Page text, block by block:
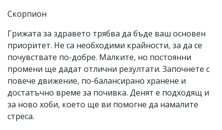
Скорпион
Грижата за здравето трябва да бъде ваш основен
приоритет. Не са необходими крайности, за да се
почувствате по-добре. Малките, но постоянни
промени ще дадат отлични резултати. Започнете с
повече движение, по-балансирано хранене и
достатъчно време за почивка. Денят е подходящ и
за ново хоби, което ще ви помогне да намалите
стреса.